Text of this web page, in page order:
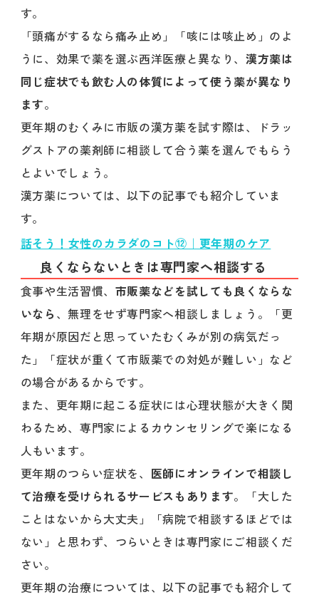
す。
「頭痛がするなら痛み止め」「咳には咳止め」のよ
うに、効果で薬を選ぶ西洋医療と異なり、 漢方薬は
同じ症状でも飲む人の体質によって使う薬が異なり
ます。
更年期のむくみに市販の漢方薬を試す際は、ドラッ
グストアの薬剤師に相談して合う薬を選んでもらう
とよいでしょう。
漢方薬については、以下の記事でも紹介していま
す。
話そう！女性のカラダのコト⑫｜更年期のケア
良くならないときは専門家へ相談する
食事や生活習慣、 市販薬などを試しても良くならな
いなら 、無理をせず専門家へ相談しましょう。「更
年期が原因だと思っていたむくみが別の病気だっ
た」「症状が重くて市販薬での対処が難しい」など
の場合があるからです。
また、更年期に起こる症状には心理状態が大きく関
わるため、専門家によるカウンセリングで楽になる
人もいます。
更年期のつらい症状を、 医師にオンラインで相談し
て治療を受けられるサービスもあります。「大した
ことはないから大丈夫」「病院で相談するほどでは
ない」と思わず、つらいときは専門家にご相談くだ
さい。
更年期の治療については、以下の記事でも紹介して